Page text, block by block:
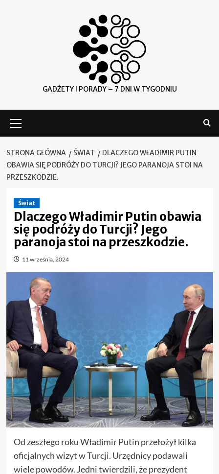
GADŻETY I PORADY – 7 DNI W TYGODNIU
główne
STRONA GŁÓWNA ŚWIAT
DLACZEGO WŁADIMIR PUTIN
OBAWIA SIĘ PODRÓŻY DO TURCJI? JEGO PARANOJA STOI NA
PRZESZKODZIE.
Świat
Dlaczego Władimir Putin obawia
się podróży do Turcji? Jego
paranoja stoi na przeszkodzie.
11 września, 2024
Od zeszłego roku Władimir Putin przełożył kilka
oficjalnych wizyt w Turcji. Urzędnicy podawali
wiele powodów. Jedni twierdzili, że prezydent